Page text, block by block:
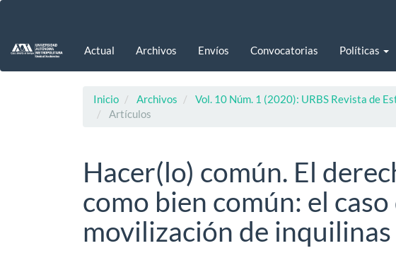
principal
Actual Archivos Envíos Convocatorias Políticas
Inicio Archivos
Vol. 10 Núm. 1 (2020): URBS Revista de
Artículos
Hacer(lo) común. El
como bien común: el caso
movilización de